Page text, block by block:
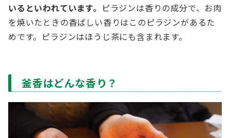
いるといわれています。 ピラジンは香りの成分で、お肉
を焼いたときの香ばしい香りはこのピラジンがあるた
めです。ピラジンはほうじ茶にも含まれます。
釜香はどんな香り？